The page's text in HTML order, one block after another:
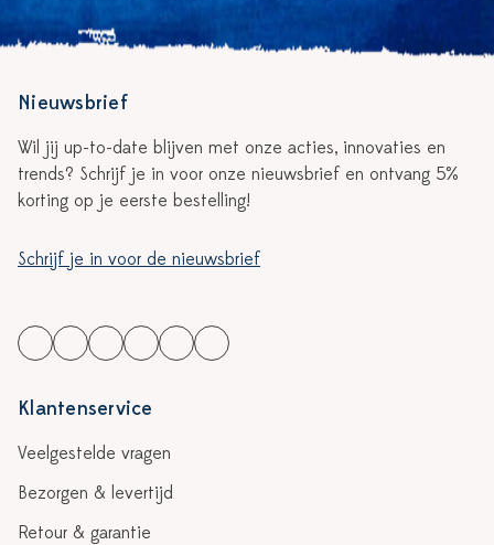
Nieuwsbrief
Wil jij up-to-date blijven met onze acties, innovaties en
trends? Schrijf je in voor onze nieuwsbrief en ontvang 5%
korting op je eerste bestelling!
Schrijf je in voor de nieuwsbrief
Klantenservice
Veelgestelde vragen
Bezorgen & levertijd
Retour & garantie